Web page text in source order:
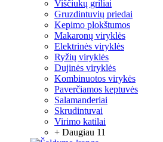
Viščiukų griliai
Gruzdintuvių priedai
Kepimo plokštumos
Makaronų viryklės
Elektrinės viryklės
Ryžių viryklės
Dujinės viryklės
Kombinuotos virykės
Paverčiamos keptuvės
Salamanderiai
Skrudintuvai
Virimo katilai
+ Daugiau 11